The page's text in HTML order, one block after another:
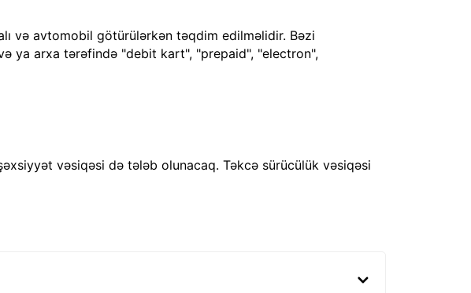
və avtomobil götürülərkən təqdim edilməlidir. Bəzi
ya arxa tərəfində "debit kart", "prepaid", "electron",
vəsiqəsi də tələb olunacaq. Təkcə sürücülük vəsiqəsi